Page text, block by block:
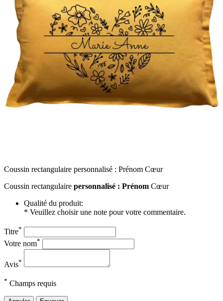
Coussin rectangulaire personnalisé : Prénom Cœur
Coussin rectangulaire personnalisé : Prénom Cœur
Qualité du produit:
* Veuillez choisir une note pour votre commentaire.
Titre*
Votre nom*
Avis*
* Champs requis